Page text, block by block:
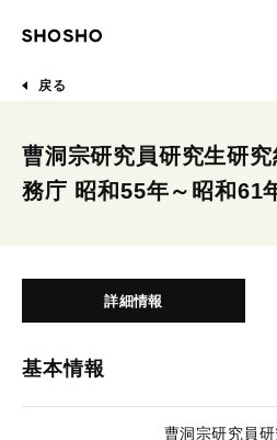
戻る
曹洞宗研究員研究生研
務庁 昭和55年～昭和61
詳細情報
基本情報
曹洞宗研究員